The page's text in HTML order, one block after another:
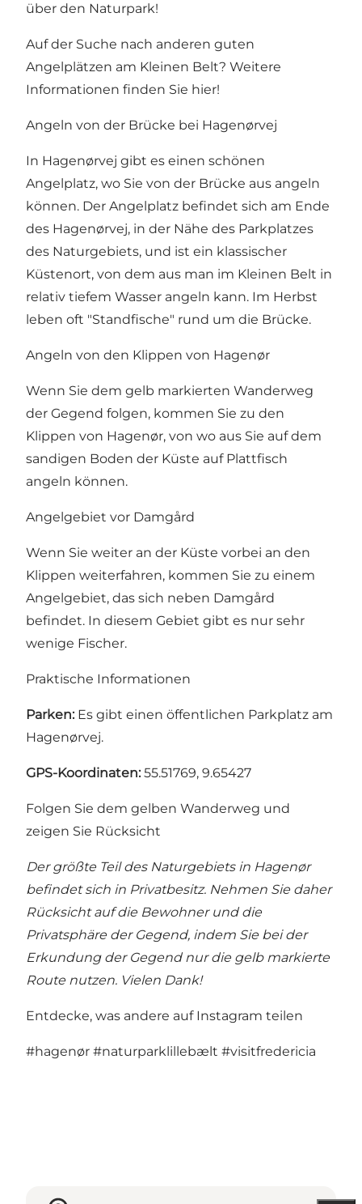
über den Naturpark!
Auf der Suche nach anderen guten
Angelplätzen am Kleinen Belt? Weitere
Informationen finden Sie hier!
Angeln von der Brücke bei Hagenørvej
In Hagenørvej gibt es einen schönen
Angelplatz, wo Sie von der Brücke aus angeln
können. Der Angelplatz befindet sich am Ende
des Hagenørvej, in der Nähe des Parkplatzes
des Naturgebiets, und ist ein klassischer
Küstenort, von dem aus man im Kleinen Belt in
relativ tiefem Wasser angeln kann. Im Herbst
leben oft "Standfische" rund um die Brücke.
Angeln von den Klippen von Hagenør
Wenn Sie dem gelb markierten Wanderweg
der Gegend folgen, kommen Sie zu den
Klippen von Hagenør, von wo aus Sie auf dem
sandigen Boden der Küste auf Plattfisch
angeln können.
Angelgebiet vor Damgård
Wenn Sie weiter an der Küste vorbei an den
Klippen weiterfahren, kommen Sie zu einem
Angelgebiet, das sich neben Damgård
befindet. In diesem Gebiet gibt es nur sehr
wenige Fischer.
Praktische Informationen
Parken: Es gibt einen öffentlichen Parkplatz am
Hagenørvej.
GPS-Koordinaten: 55.51769, 9.65427
Folgen Sie dem gelben Wanderweg und
zeigen Sie Rücksicht
Der größte Teil des Naturgebiets in Hagenør
befindet sich in Privatbesitz. Nehmen Sie daher
Rücksicht auf die Bewohner und die
Privatsphäre der Gegend, indem Sie bei der
Erkundung der Gegend nur die gelb markierte
Route nutzen. Vielen Dank!
Entdecke, was andere auf Instagram teilen
#hagenør #naturparklillebælt #visitfredericia